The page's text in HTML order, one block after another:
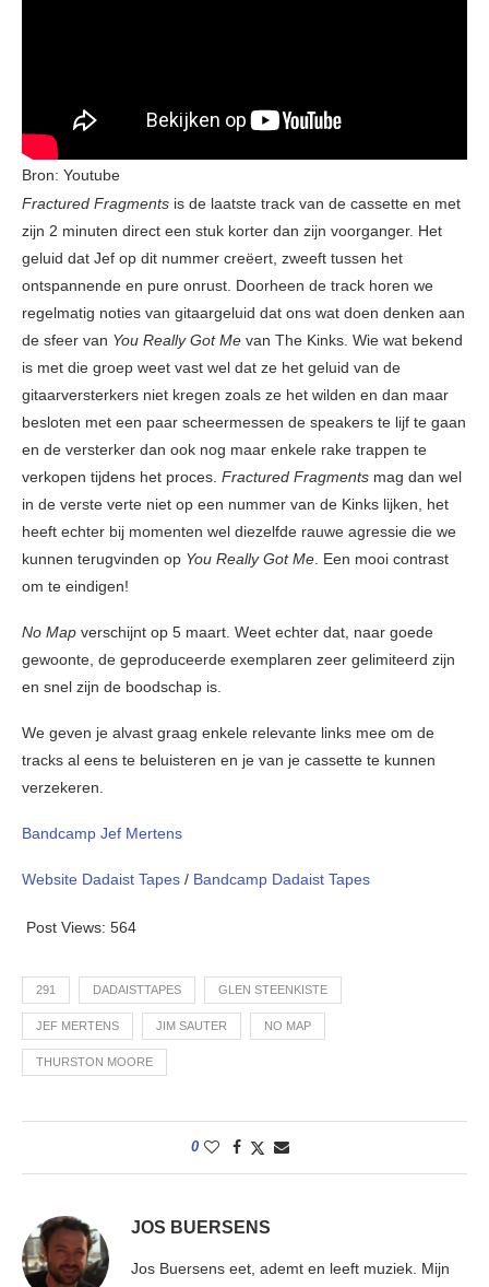
Bron: Youtube
Fractured Fragments is de laatste track van de cassette en met
zijn 2 minuten direct een stuk korter dan zijn voorganger. Het
geluid dat Jef op dit nummer creëert, zweeft tussen het
ontspannende en pure onrust. Doorheen de track horen we
regelmatig noties van gitaargeluid dat ons wat doen denken aan
de sfeer van You Really Got Me van The Kinks. Wie wat bekend
is met die groep weet vast wel dat ze het geluid van de
gitaarversterkers niet kregen zoals ze het wilden en dan maar
besloten met een paar scheermessen de speakers te lijf te gaan
en de versterker dan ook nog maar enkele rake trappen te
verkopen tijdens het proces. Fractured Fragments mag dan wel
in de verste verte niet op een nummer van de Kinks lijken, het
heeft echter bij momenten wel diezelfde rauwe agressie die we
kunnen terugvinden op You Really Got Me . Een mooi contrast
om te eindigen!
No Map verschijnt op 5 maart. Weet echter dat, naar goede
gewoonte, de geproduceerde exemplaren zeer gelimiteerd zijn
en snel zijn de boodschap is.
We geven je alvast graag enkele relevante links mee om de
tracks al eens te beluisteren en je van je cassette te kunnen
verzekeren.
Bandcamp Jef Mertens
Website Dadaist Tapes / Bandcamp Dadaist Tapes
Post Views: 564
291 DADAISTTAPES GLEN STEENKISTE
JEF MERTENS JIM SAUTER NO MAP
THURSTON MOORE
0
JOS BUERSENS
Jos Buersens eet, ademt en leeft muziek. Mijn